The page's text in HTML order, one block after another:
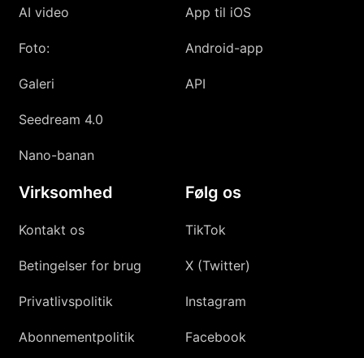
AI video
Foto:
Galeri
Seedream 4.0
Nano-banan
App til iOS
Android-app
API
Virksomhed
Kontakt os
Betingelser for brug
Privatlivspolitik
Abonnementpolitik
Følg os
TikTok
X (Twitter)
Instagram
Facebook